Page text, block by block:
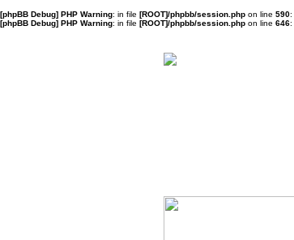
[phpBB Debug] PHP Warning: in file [ROOT]/phpbb/session.php on line 590:
[phpBB Debug] PHP Warning: in file [ROOT]/phpbb/session.php on line 646: